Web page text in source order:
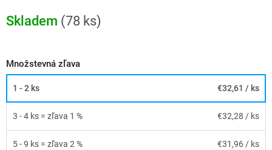
cena:
Skladem (78 ks)
Množstevná zľava
1 - 2 ks €32,61 / ks
3 - 4 ks = zľava 1 % €32,28 / ks
5 - 9 ks = zľava 2 % €31,96/ ks